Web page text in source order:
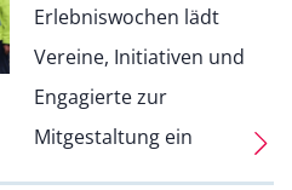
Erlebniswochen lädt
Vereine, Initiativen und
Engagierte zur
Mitgestaltung ein